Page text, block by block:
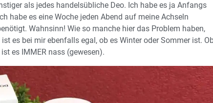
als jedes handelsübliche Deo. Ich habe es ja Anfangs
habe es eine Woche jeden Abend auf meine Achseln
Wahnsinn! Wie so manche hier das Problem haben,
es bei mir ebenfalls egal, ob es Winter oder Sommer ist.
es IMMER nass (gewesen).